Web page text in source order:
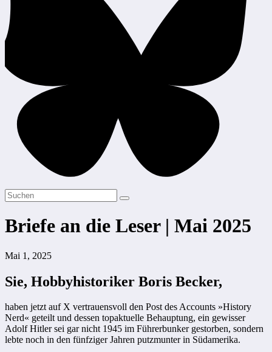
Briefe an die Leser | Mai 2025
Mai 1, 2025
Sie, Hobbyhistoriker Boris Becker,
haben jetzt auf X vertrauensvoll den Post des Accounts »History
Nerd« geteilt und dessen topaktuelle Behauptung, ein gewisser
Adolf Hitler sei gar nicht 1945 im Führerbunker gestorben, sondern
lebte noch in den fünfziger Jahren putzmunter in Südamerika.